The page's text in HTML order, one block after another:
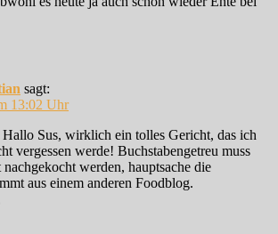
sagt:
13:02 Uhr
Sus, wirklich ein tolles Gericht, das ich
vergessen werde! Buchstabengetreu muss
werden, hauptsache die
aus einem anderen Foodblog.